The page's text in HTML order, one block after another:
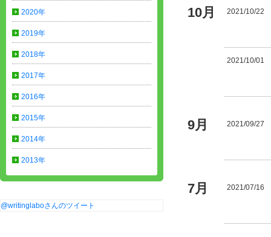
10月 2021/10/22
2021/10/01
9月 2021/09/27
7月 2021/07/16
2020年
2019年
2018年
2017年
2016年
2015年
2014年
2013年
@writinglaboさんのツイート